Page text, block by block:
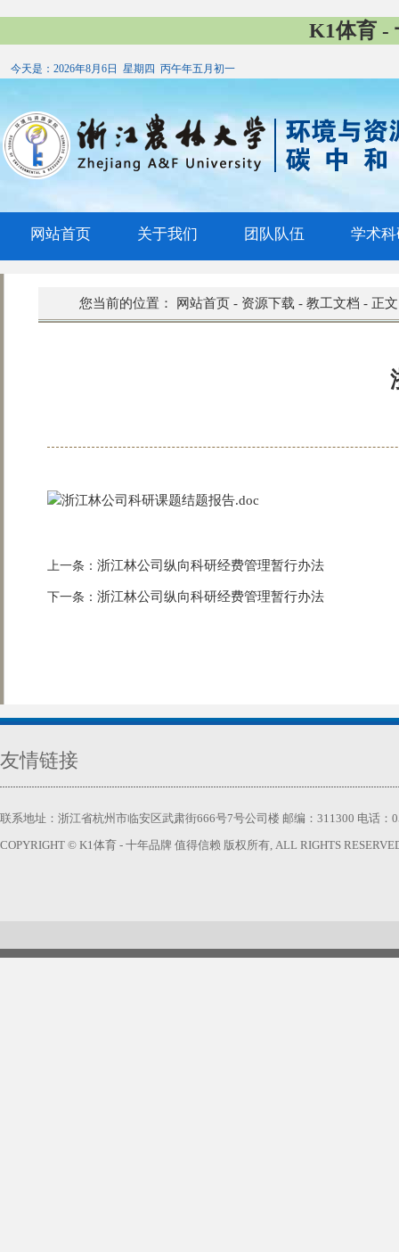
K1体育 -
今天是： 2026年8月6日 星期四 丙午年五月初一
网站首页 关于我们 团队队伍 学术
您当前的位置： 网站首页- 资源下载- 教工文档 - 正文
浙江林公司科研课题结题报告.doc
上一条： 浙江林公司纵向科研经费管理暂行办法
下一条： 浙江林公司纵向科研经费管理暂行办法
友情链接
联系地址：浙江省杭州市临安区武肃街666号7号公司楼 邮编：311300 电话：
COPYRIGHT © K1体育 - 十年品牌 值得信赖 版权所有, ALL RIGHTS